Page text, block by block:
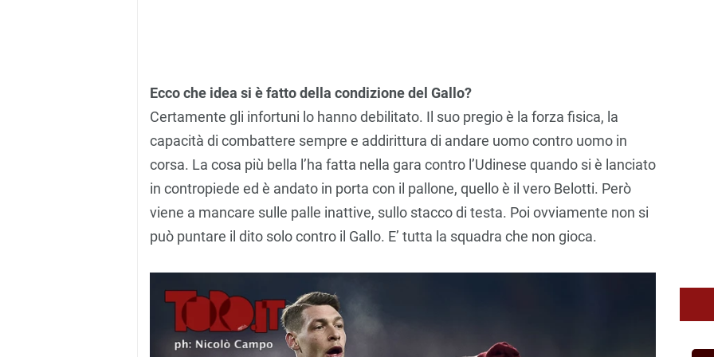
Ecco che idea si è fatto della condizione del Gallo?
Certamente gli infortuni lo hanno debilitato. Il suo pregio è la forza fisica, la
capacità di combattere sempre e addirittura di andare uomo contro uomo in
corsa. La cosa più bella l’ha fatta nella gara contro l’Udinese quando si è lanciato
in contropiede ed è andato in porta con il pallone, quello è il vero Belotti. Però
viene a mancare sulle palle inattive, sullo stacco di testa. Poi ovviamente non si
può puntare il dito solo contro il Gallo. E’ tutta la squadra che non gioca.